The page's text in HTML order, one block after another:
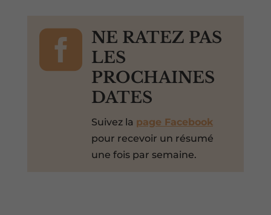

NE RATEZ PAS
LES
PROCHAINES
DATES
Suivez la page Facebook
pour recevoir un résumé
une fois par semaine.